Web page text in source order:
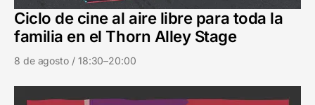
Ciclo de cine al aire libre para toda la
familia en el Thorn Alley Stage
8 de agosto / 18:30–20:00